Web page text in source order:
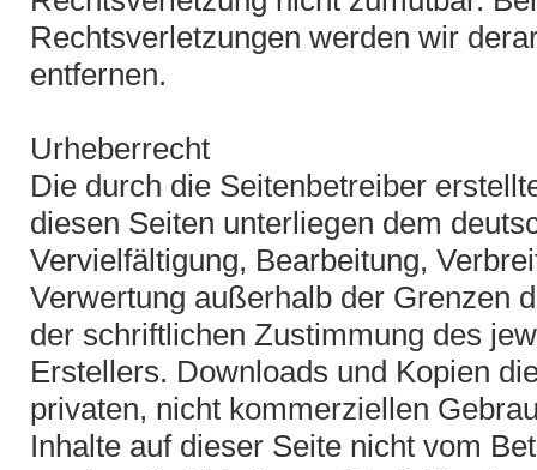
Rechtsverletzungen werden wir
entfernen.
Urheberrecht
Die durch die Seitenbetreiber
diesen Seiten unterliegen dem
Vervielfältigung, Bearbeitung,
Verwertung außerhalb der Grenzen
der schriftlichen Zustimmung des
Erstellers. Downloads und Kopien
privaten, nicht kommerziellen
Inhalte auf dieser Seite nicht vom